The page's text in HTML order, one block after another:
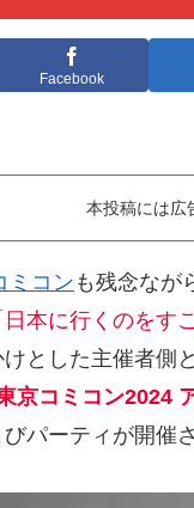
Facebook
本投稿には広
ミコン も残念なが
日本に行くのを
とした主催者側
東京コミコン2024
パーティが開催